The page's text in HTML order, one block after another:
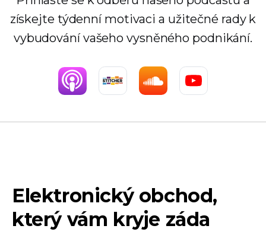
získejte týdenní motivaci a užitečné rady k
vybudování vašeho vysněného podnikání.
Elektronický obchod,
který vám kryje záda